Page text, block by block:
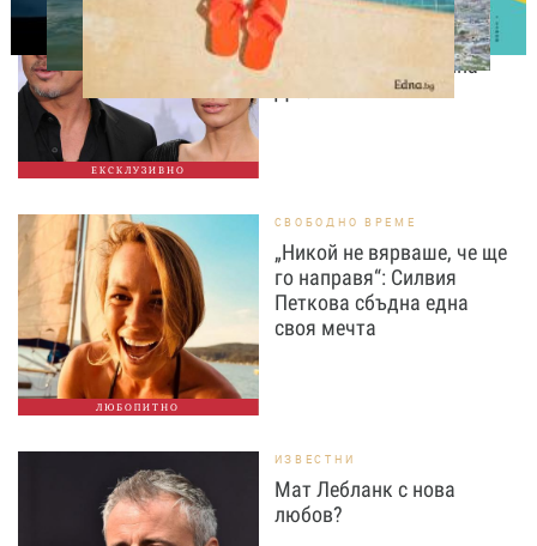
ЕКСКЛУЗИВНО
Нов удар в битката: Брад
Пит поиска достъп до
тайните на Анджелина
ЛЮБОПИТНО
СВОБОДНО ВРЕМЕ
„Никой не вярваше, че ще
го направя“: Силвия
Петкова сбъдна една
своя мечта
ИЗВЕСТНИ
Мат Лебланк с нова
любов?